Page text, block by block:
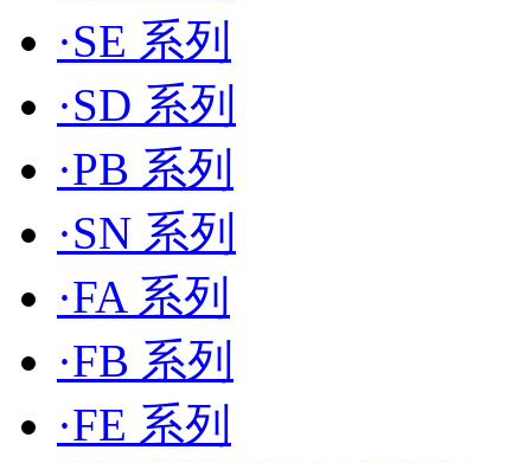
·SE 系列
·SD 系列
·PB 系列
·SN 系列
·FA 系列
·FB 系列
·FE 系列